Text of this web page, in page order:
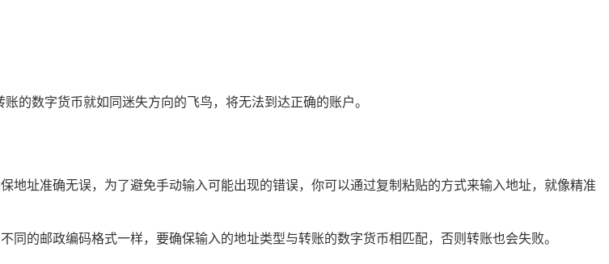
的数字货币就如同迷失方向的飞鸟，将无法到达正确的账户。
地址准确无误，为了避免手动输入可能出现的错误，你可以通过复制粘贴的方式来输入地址，就像精准
同的邮政编码格式一样，要确保输入的地址类型与转账的数字货币相匹配，否则转账也会失败。